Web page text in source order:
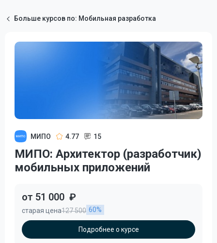
Больше курсов по: Мобильная разработка
МИПО 4.77 15
МИПО: Архитектор (разработчик)
мобильных приложений
от 51 000 ₽
старая цена127 500 60%
Подробнее о курсе